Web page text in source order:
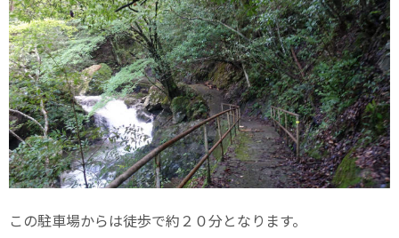
この駐車場からは徒歩で約２０分となります。